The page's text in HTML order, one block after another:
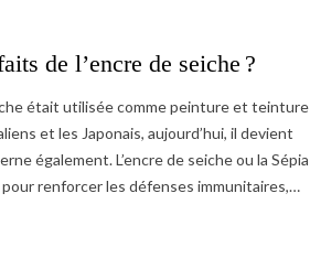
de l’encre de seiche ?
était utilisée comme peinture et teinture
et les Japonais, aujourd’hui, il devient
également. L’encre de seiche ou la Sépia
renforcer les défenses immunitaires,…